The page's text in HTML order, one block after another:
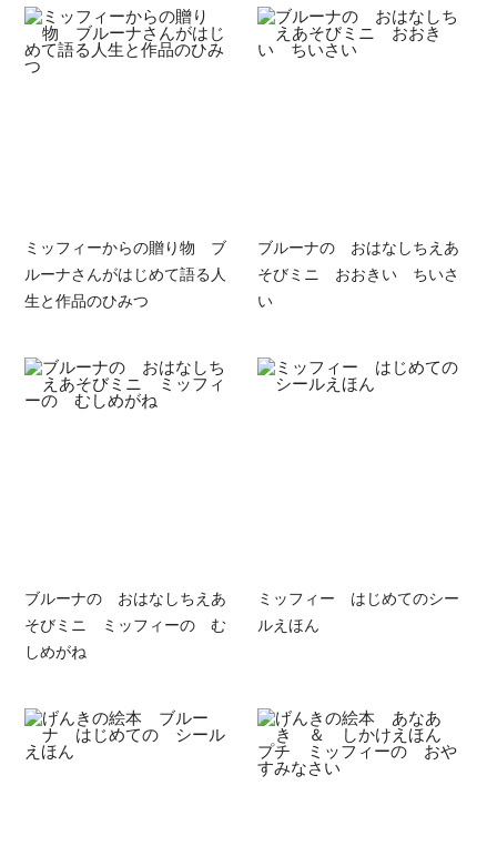
ミッフィーからの贈り物 ブ
ルーナさんがはじめて語る人
生と作品のひみつ
ブルーナの おはなしちえあ
そびミニ おおきい ちいさ
い
ブルーナの おはなしちえあ
そびミニ ミッフィーの む
しめがね
ミッフィー はじめてのシー
ルえほん